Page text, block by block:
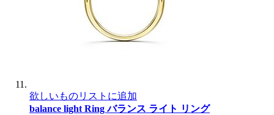
欲しいものリストに追加
balance light Ringバランス ライト リング